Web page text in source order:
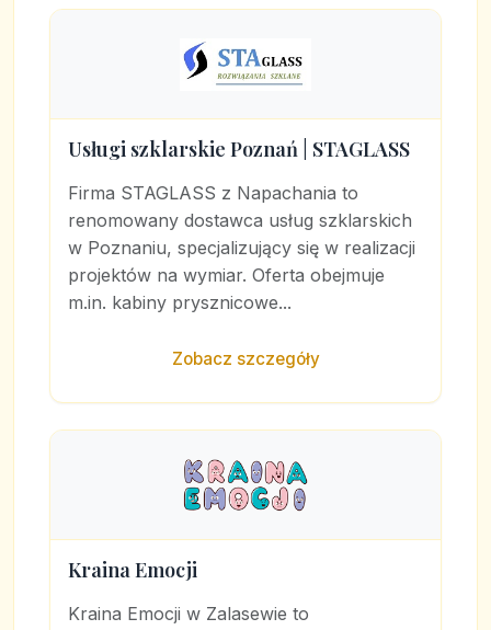
Usługi szklarskie Poznań | STAGLASS
Firma STAGLASS z Napachania to
renomowany dostawca usług szklarskich
w Poznaniu, specjalizujący się w realizacji
projektów na wymiar. Oferta obejmuje
m.in. kabiny prysznicowe...
Zobacz szczegóły
Kraina Emocji
Kraina Emocji w Zalasewie to